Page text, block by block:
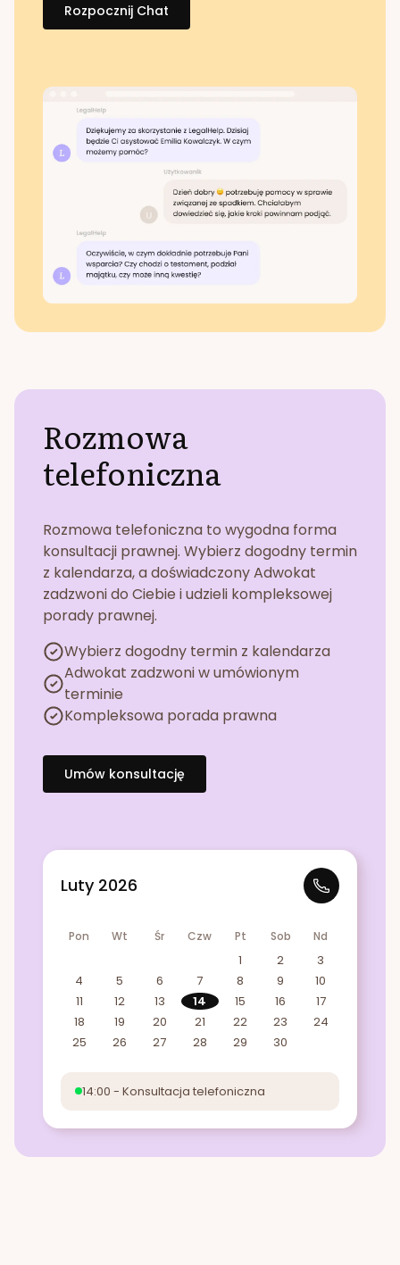
Rozpocznij Chat
Rozmowa
telefoniczna
Rozmowa telefoniczna to wygodna forma
konsultacji prawnej. Wybierz dogodny termin
z kalendarza, a doświadczony Adwokat
zadzwoni do Ciebie i udzieli kompleksowej
porady prawnej.
Wybierz dogodny termin z kalendarza
Adwokat zadzwoni w umówionym
terminie
Kompleksowa porada prawna
Umów konsultację
Luty 2026
Pon Wt Śr Czw Pt Sob Nd
1 2
3
4
5 6 7 8 9
10
11
12 13 14 15 16
17
18
19 20 21 22 23
24
25
26 27 28 29 30
14:00 - Konsultacja telefoniczna